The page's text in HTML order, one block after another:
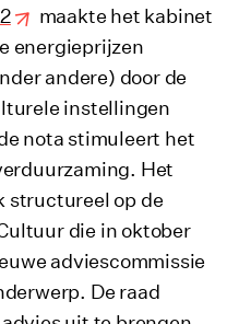
maakte het kabinet
energieprijzen
andere) door de
instellingen
nota stimuleert het
Het
structureel op de
die in oktober
adviescommissie
De raad